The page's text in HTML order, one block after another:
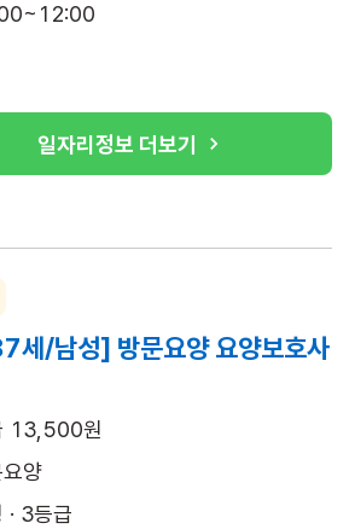
일자리정보 더보기
세/남성] 방문요양 요양보호사
13,500원
양
· 3등급